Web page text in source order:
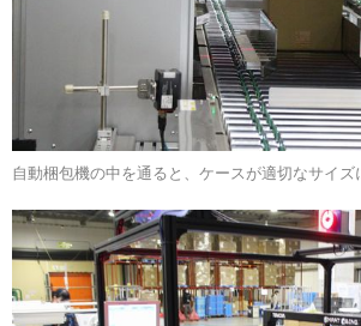
自動梱包機の中を通ると、ケースが適切なサイズ